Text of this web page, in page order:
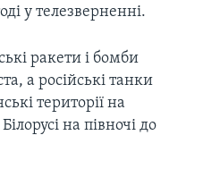
у телезверненні.
ракети і бомби
а російські танки
території на
на півночі до